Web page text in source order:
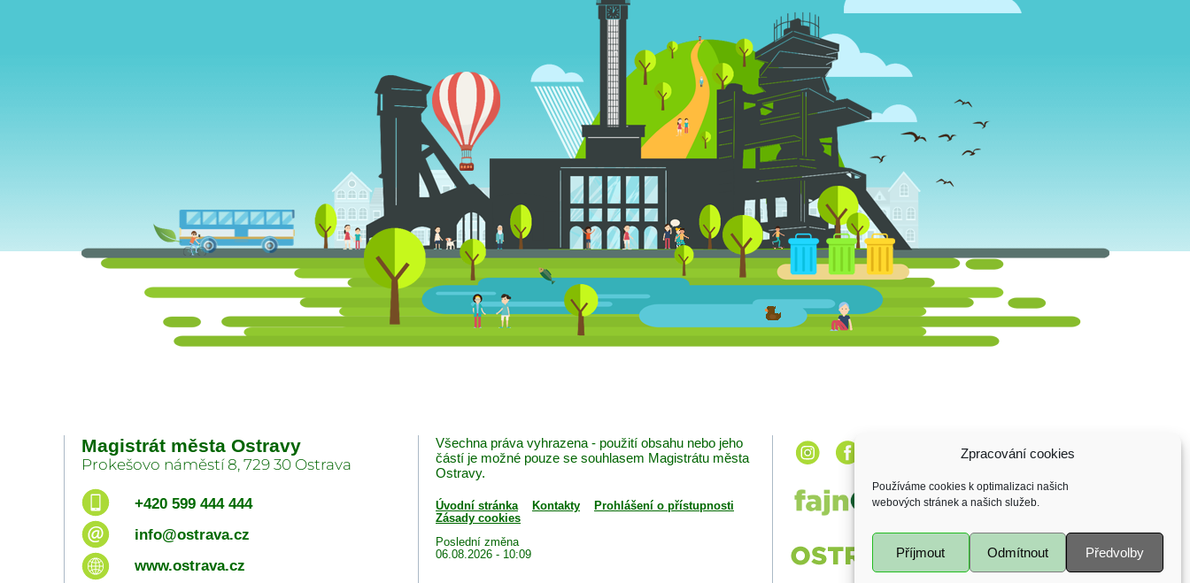
Zpracování cookies
Používáme cookies k optimalizaci našich
webových stránek a našich služeb.
Příjmout Odmítnout Předvolby
Magistrát města Ostravy
Prokešovo náměstí 8, 729 30 Ostrava
+420 599 444 444
info@ostrava.cz
www.ostrava.cz
Všechna práva vyhrazena - použití obsahu nebo jeho
částí je možné pouze se souhlasem Magistrátu města
Ostravy.
Úvodní stránka Kontakty
Prohlášení o přístupnosti
Zásady cookies
Poslední změna
06.08.2026 - 10:09